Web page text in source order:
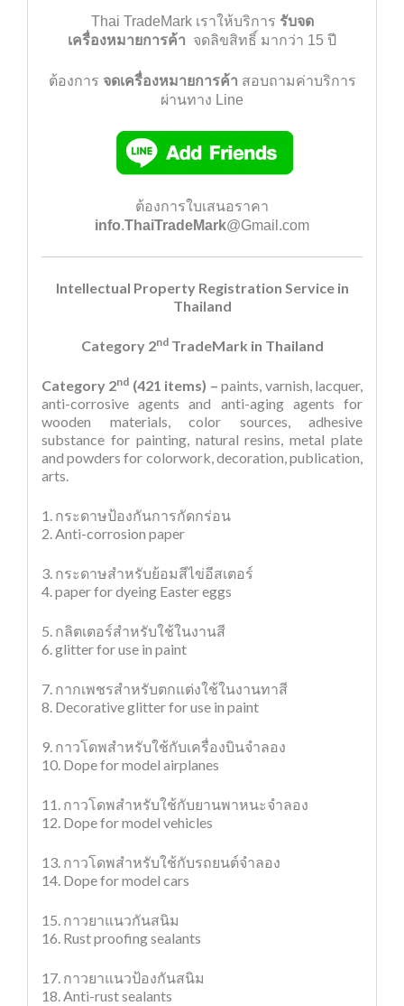
Thai TradeMarkเราให้บริการ รับจด
เครื่องหมายการค้า จดลิขสิทธิ์ มากว่า 15 ปี
ต้องการ จดเครื่องหมายการค้า สอบถามค่าบริการ
ผ่านทาง Line
ต้องการใบเสนอราคา
info.ThaiTradeMark@Gmail.com
Intellectual Property Registration Service in
Thailand
Category 2nd TradeMark in Thailand
Category 2nd (421 items) –paints, varnish, lacquer,
anti-corrosive agents and anti-aging agents for
wooden materials, color sources, adhesive
substance for painting, natural resins, metal plate
and powders for colorwork, decoration, publication,
arts.
1. กระดาษป้องกันการกัดกร่อน
2. Anti-corrosion paper
3. กระดาษสำหรับย้อมสีไข่อีสเตอร์
4. paper for dyeing Easter eggs
5. กลิตเตอร์สำหรับใช้ในงานสี
6. glitter for use in paint
7. กากเพชรสำหรับตกแต่งใช้ในงานทาสี
8. Decorative glitter for use in paint
9. กาวโดพสำหรับใช้กับเครื่องบินจำลอง
10. Dope for model airplanes
11. กาวโดพสำหรับใช้กับยานพาหนะจำลอง
12. Dope for model vehicles
13. กาวโดพสำหรับใช้กับรถยนต์จำลอง
14. Dope for model cars
15. กาวยาแนวกันสนิม
16. Rust proofing sealants
17. กาวยาแนวป้องกันสนิม
18. Anti-rust sealants